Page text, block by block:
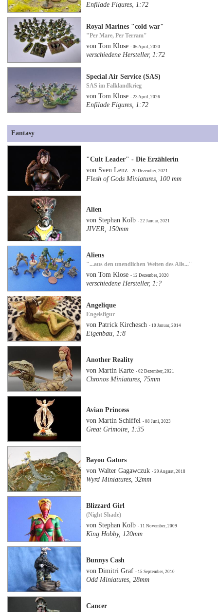
Enfilade Figures, 1:72
Royal Marines "cold war"
"Per Mare, Per Terram"
von Tom Klose- 06 April, 2020
verschiedene Hersteller, 1:72
Special Air Service (SAS)
SAS im Falklandkrieg
von Tom Klose- 23 April, 2026
Enfilade Figures, 1:72
Fantasy
"Cult Leader" - Die Erzählerin
von Sven Lenz- 20 Dezember, 2021
Flesh of Gods Miniatures, 100 mm
Alien
von Stephan Kolb- 22 Januar, 2021
JIVER, 150mm
Aliens
"...aus den unendlichen Weiten des Alls..."
von Tom Klose- 12 Dezember, 2020
verschiedene Hersteller, 1:?
Angelique
Engelsfigur
von Patrick Kirchesch- 10 Januar, 2014
Eigenbau, 1:8
Another Reality
von Martin Karte- 02 Dezember, 2021
Chronos Miniatures, 75mm
Avian Princess
von Martin Schiffel- 08 Juni, 2023
Great Grimoire, 1:35
Bayou Gators
von Walter Gagawczuk- 29 August, 2018
Wyrd Miniatures, 32mm
Blizzard Girl
(Night Shade)
von Stephan Kolb- 11 November, 2009
King Hobby, 120mm
Bunnys Cash
von Dimitri Graf- 15 September, 2010
Odd Miniatures, 28mm
Cancer